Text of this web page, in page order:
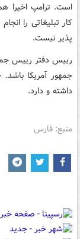
است. ترامپ اخیرا
کار تبلیغاتی را
پذیر نیست.
رییس دفتر رییس
جمهور آمریکا
داشته و دارد.
منبع: فارس